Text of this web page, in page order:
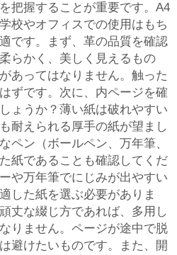
把握することが重要です。A4
校やオフィスでの使用はもち
です。まず、革の品質を確認
らかく、美しく見えるもの
あってはなりません。触った
ずです。次に、内ページを確
ょうか？薄い紙は破れやすい
耐えられる厚手の紙が望まし
ペン（ボールペン、万年筆、
紙であることも確認してくだ
や万年筆でにじみが出やすい
した紙を選ぶ必要がありま
丈な綴じ方であれば、多用し
りません。ページが途中で脱
避けたいものです。また、開